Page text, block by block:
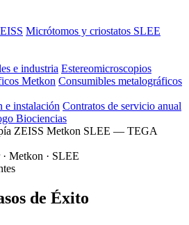
Micrótomos y criostatos SLEE
e industria Estereomicroscopios
Metkon Consumibles metalográficos
e instalación Contratos de servicio anual
Biociencias
· Metkon · SLEE
de Éxito